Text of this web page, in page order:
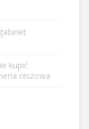
kupić
niszowa